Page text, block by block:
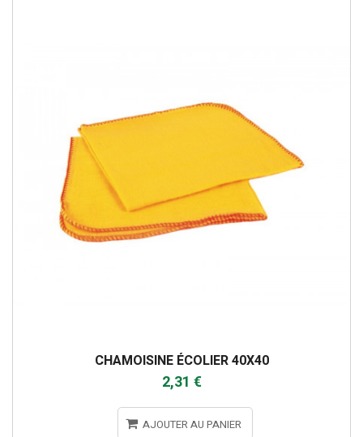
CHAMOISINE ÉCOLIER 40X40
2,31 €
AJOUTER AU PANIER